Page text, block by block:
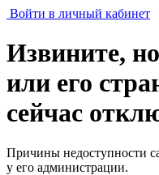
Войти в личный кабинет
Извините,
или его
сейчас
Причины недоступности
у его администрации.